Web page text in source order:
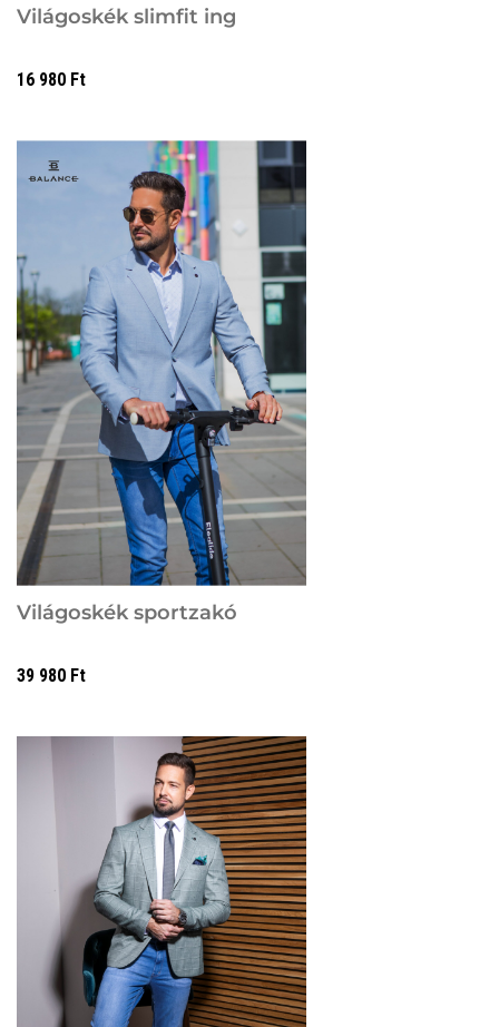
Világoskék slimfit ing
16 980 Ft
Világoskék sportzakó
39 980 Ft